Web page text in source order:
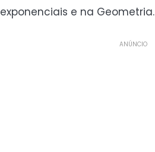
exponenciais e na Geometria.
ANÚNCIO